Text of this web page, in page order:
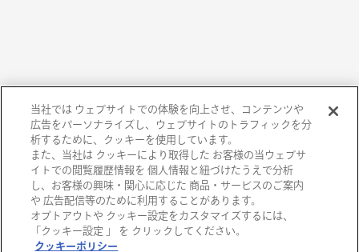
阪急百貨店
当社では ウェブサイトでの体験を向上させ、コンテンツや
広告をパーソナライズし、ウェブサイトのトラフィックを分
析するために、クッキーを使用しています。
また、当社は クッキーにより取得した お客様の当ウェブサ
イトでの閲覧履歴情報を 個人情報と紐づけたうえで分析
し、お客様の興味・関心に応じた 商品・サービスのご案内
や 広告配信等のために利用することがあります。
オプトアウトや クッキー設定をカスタマイズするには、
「クッキー設定 」 を クリックしてください。
クッキーポリシー